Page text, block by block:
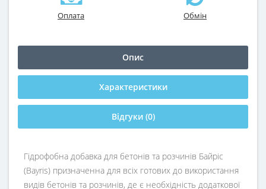
Оплата Обмін
Опис
Характеристики
Відгуки (0)
Гідрофобна добавка для бетонів та розчинів Байріс
(Bayris) призначенна для всіх готових до використання
видів бетонів та розчинів, де є необхідність додаткової